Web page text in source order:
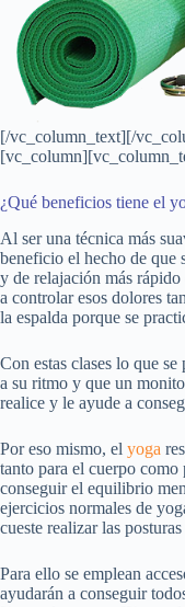
[/vc_column_text][/
¿Qué beneficios tiene el
Al ser una técnica más
beneficio el hecho de que
y de relajación más
a controlar esos dolores
la espalda porque se
Con estas clases lo que se
a su ritmo y que un
realice y le ayude a
Por eso mismo, el yoga
tanto para el cuerpo como
conseguir el equilibrio
ejercicios normales de
cueste realizar las
Para ello se emplean
ayudarán a conseguir